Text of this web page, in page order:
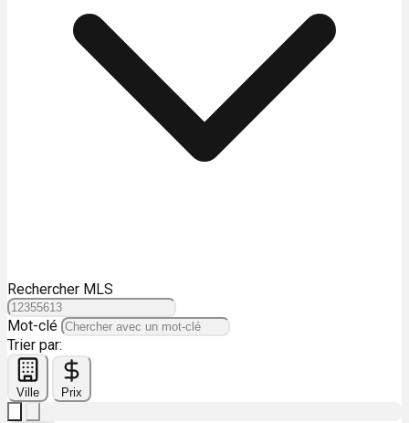
Rechercher MLS
Mot-clé
Trier par:
Ville Prix